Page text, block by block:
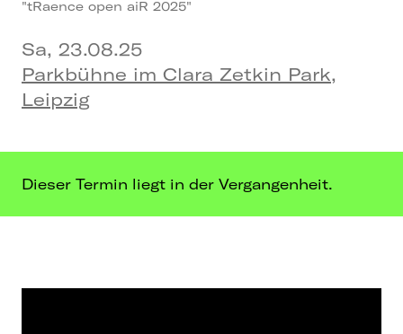
"tRaence open aiR 2025"
Sa, 23.08.25
Parkbühne im Clara Zetkin Park,
Leipzig
Dieser Termin liegt in der Vergangenheit.